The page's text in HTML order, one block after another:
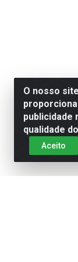
O nosso
publicidade
qualidade
Aceito